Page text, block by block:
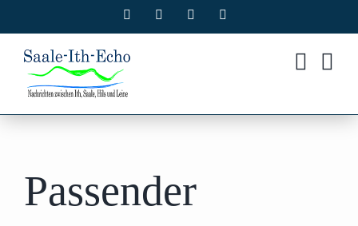
Inhalt
springen
Facebook Instagram
Passender